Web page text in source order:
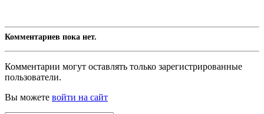
Комментариев пока нет.
Комментарии могут оставлять только зарегистрированные
пользователи.
Вы можете войти на сайт